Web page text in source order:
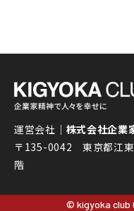
運営会社｜ 株式会社企業
〒135-0042 東京都江東
階
© kigyoka club